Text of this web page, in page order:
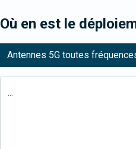
Où en est le
Antennes 5G toutes
...